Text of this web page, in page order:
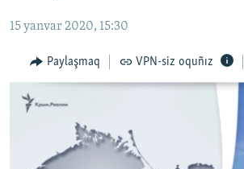
Qıdıruvğa
qaytmaq
MEDENİYET
İNSAN AQLARI
VİDEO
BLOGLAR
15 yanvar 2020, 15:30
Paylaşmaq VPN-siz oquñız